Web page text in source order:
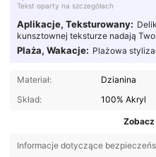
Tekst oparty na szczegółach
Aplikacje, Teksturowany:
kunsztownej teksturze nadają
charakteru, sprawiając, że
Plaża, Wakacje: Plażowa
Materiał:
Dzianina
Skład:
100% Akryl
Informacje dotyczące